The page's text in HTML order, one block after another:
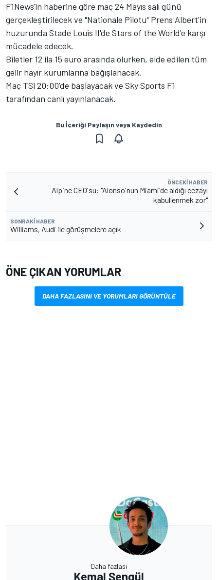
F1News'in haberine göre maç 24 Mayıs salı günü
gerçekleştirilecek ve "Nationale Pilotu" Prens Albert'in
huzurunda Stade Louis II'de Stars of the World'e karşı
mücadele edecek.
Biletler 12 ila 15 euro arasında olurken, elde edilen tüm
gelir hayır kurumlarına bağışlanacak.
Maç TSi 20:00'de başlayacak ve Sky Sports F1
tarafından canlı yayınlanacak.
Bu İçeriği Paylaşın veya Kaydedin
ÖNCEKI HABER
Alpine CEO'su: "Alonso'nun Miami'de aldığı cezayı
kabullenmek zor"
SONRAKI HABER
Williams, Audi ile görüşmelere açık
ÖNE ÇIKAN YORUMLAR
DAHA FAZLASINI VE YORUMLARI GÖRÜNTÜLE
Daha fazlası
Kemal Şengül